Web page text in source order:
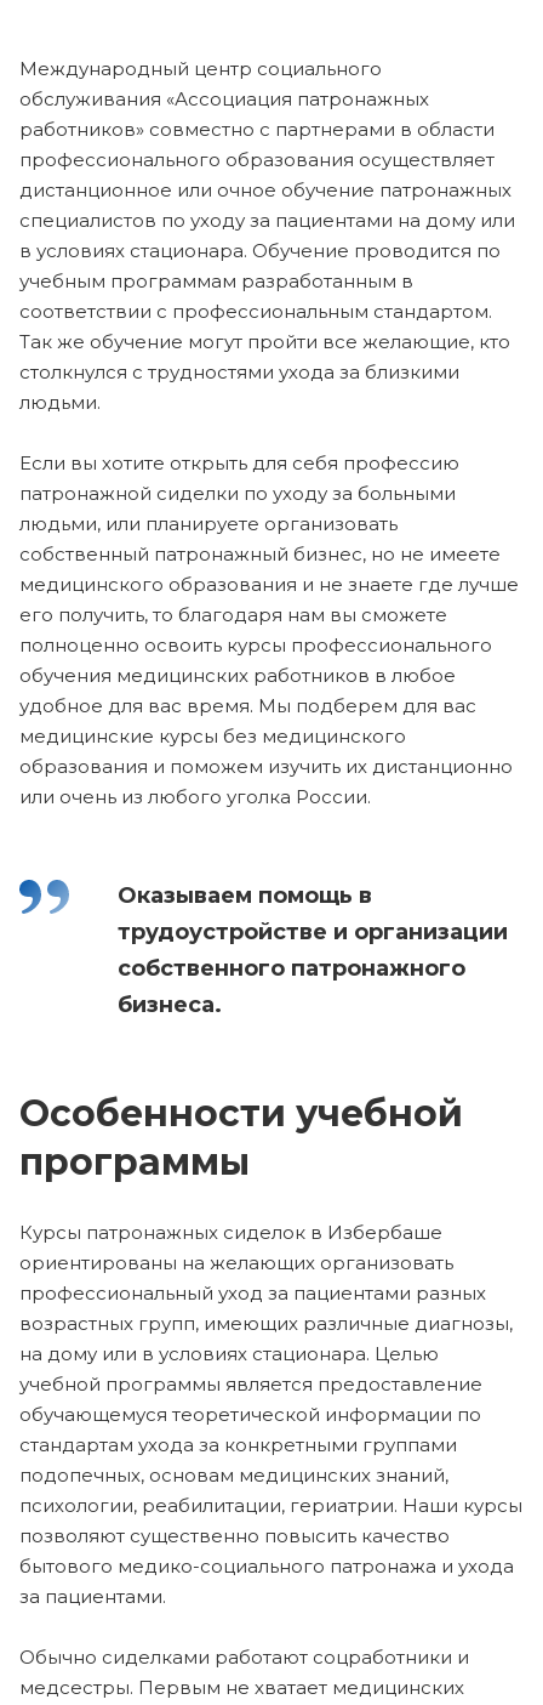
Международный центр социального
обслуживания «Ассоциация патронажных
работников» совместно с партнерами в области
профессионального образования осуществляет
дистанционное или очное обучение патронажных
специалистов по уходу за пациентами на дому или
в условиях стационара. Обучение проводится по
учебным программам разработанным в
соответствии с профессиональным стандартом.
Так же обучение могут пройти все желающие, кто
столкнулся с трудностями ухода за близкими
людьми.
Если вы хотите открыть для себя профессию
патронажной сиделки по уходу за больными
людьми, или планируете организовать
собственный патронажный бизнес, но не имеете
медицинского образования и не знаете где лучше
его получить, то благодаря нам вы сможете
полноценно освоить курсы профессионального
обучения медицинских работников в любое
удобное для вас время. Мы подберем для вас
медицинские курсы без медицинского
образования и поможем изучить их дистанционно
или очень из любого уголка России.
Оказываем помощь в
трудоустройстве и организации
собственного патронажного
бизнеса.
Особенности учебной
программы
Курсы патронажных сиделок в Избербаше
ориентированы на желающих организовать
профессиональный уход за пациентами разных
возрастных групп, имеющих различные диагнозы,
на дому или в условиях стационара. Целью
учебной программы является предоставление
обучающемуся теоретической информации по
стандартам ухода за конкретными группами
подопечных, основам медицинских знаний,
психологии, реабилитации, гериатрии. Наши курсы
позволяют существенно повысить качество
бытового медико-социального патронажа и ухода
за пациентами.
Обычно сиделками работают соцработники и
медсестры. Первым не хватает медицинских